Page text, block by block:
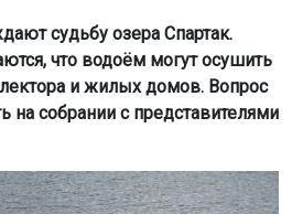
судьбу озера Спартак.
что водоём могут осушить
и жилых домов. Вопрос
на собрании с представителями